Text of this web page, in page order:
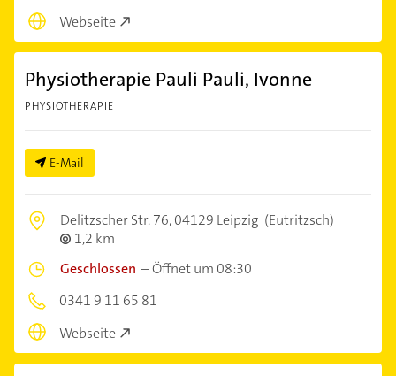
Webseite
Physiotherapie Pauli Pauli, Ivonne
PHYSIOTHERAPIE
E-Mail
Delitzscher Str. 76,04129 Leipzig (Eutritzsch)
1,2 km
Geschlossen –Öffnet um 08:30
0341 9 11 65 81
Webseite